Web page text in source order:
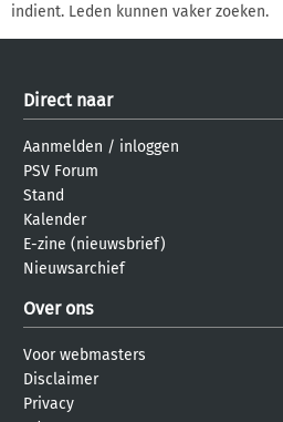
indient. Leden kunnen vaker zoeken.
Direct naar
Aanmelden / inloggen
PSV Forum
Stand
Kalender
E-zine (nieuwsbrief)
Nieuwsarchief
Over ons
Voor webmasters
Disclaimer
Privacy